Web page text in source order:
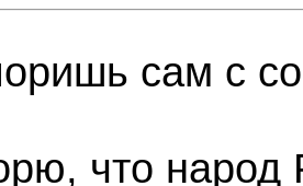
сам с
что